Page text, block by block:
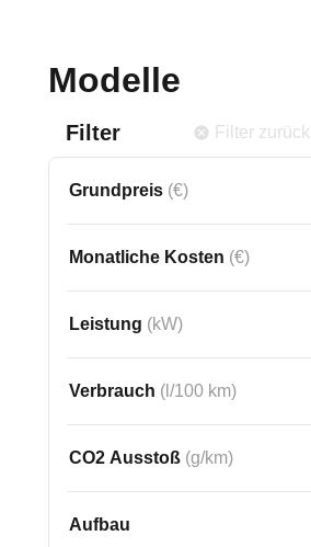
Modelle
Filter Filter
Grundpreis (€)
Monatliche Kosten (€)
Leistung (kW)
Verbrauch (l/100 km)
CO2 Ausstoß (g/km)
Aufbau